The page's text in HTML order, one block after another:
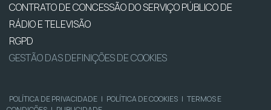
CONTRATO DE CONCESSÃO DO SERVIÇO PÚBLICO DE
RÁDIO E TELEVISÃO
RGPD
GESTÃO DAS DEFINIÇÕES DE COOKIES
POLÍTICA DE PRIVACIDADE | POLÍTICA DE COOKIES | TERMOS E